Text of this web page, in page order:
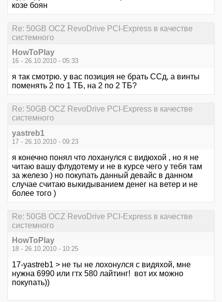
козе боян
Re: 50GB OCZ RevoDrive PCI-Express в качестве
системного
HowToPlay
16 - 26.10.2010 - 05:33
я так смотрю. у вас позиция не брать ССд, а винты
поменять 2 по 1 ТБ, на 2 по 2 ТБ?
Re: 50GB OCZ RevoDrive PCI-Express в качестве
системного
yastreb1
17 - 26.10.2010 - 09:23
я конечно понял что лоханулся с видюхой , но я не
читаю вашу флудотему и не в курсе чего у тебя там
за железо ) но покупать данный девайс в данном
случае считаю выкидыванием денег на ветер и не
более того )
Re: 50GB OCZ RevoDrive PCI-Express в качестве
системного
HowToPlay
18 - 26.10.2010 - 10:25
17-yastreb1 > не ты не лохонулся с видяхой, мне
нужна 6990 или гтх 580 лайтинг! вот их можно
покупать))